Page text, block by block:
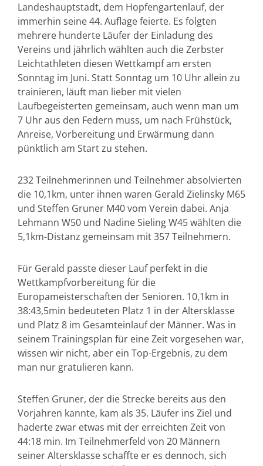
Landeshauptstadt, dem Hopfengartenlauf, der
immerhin seine 44. Auflage feierte. Es folgten
mehrere hunderte Läufer der Einladung des
Vereins und jährlich wählten auch die Zerbster
Leichtathleten diesen Wettkampf am ersten
Sonntag im Juni. Statt Sonntag um 10 Uhr allein zu
trainieren, läuft man lieber mit vielen
Laufbegeisterten gemeinsam, auch wenn man um
7 Uhr aus den Federn muss, um nach Frühstück,
Anreise, Vorbereitung und Erwärmung dann
pünktlich am Start zu stehen.
232 Teilnehmerinnen und Teilnehmer absolvierten
die 10,1km, unter ihnen waren Gerald Zielinsky M65
und Steffen Gruner M40 vom Verein dabei. Anja
Lehmann W50 und Nadine Sieling W45 wählten die
5,1km-Distanz gemeinsam mit 357 Teilnehmern.
Für Gerald passte dieser Lauf perfekt in die
Wettkampfvorbereitung für die
Europameisterschaften der Senioren. 10,1km in
38:43,5min bedeuteten Platz 1 in der Altersklasse
und Platz 8 im Gesamteinlauf der Männer. Was in
seinem Trainingsplan für eine Zeit vorgesehen war,
wissen wir nicht, aber ein Top-Ergebnis, zu dem
man nur gratulieren kann.
Steffen Gruner, der die Strecke bereits aus den
Vorjahren kannte, kam als 35. Läufer ins Ziel und
haderte zwar etwas mit der erreichten Zeit von
44:18 min. Im Teilnehmerfeld von 20 Männern
seiner Altersklasse schaffte er es dennoch, sich